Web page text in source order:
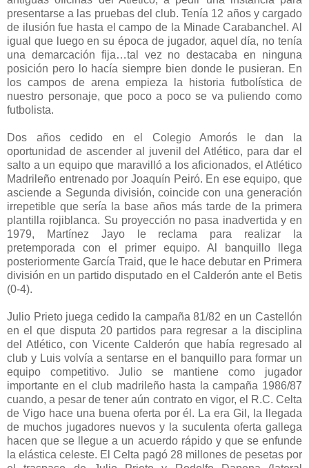
presentarse a las pruebas del club. Tenía 12 años y cargado
de ilusión fue hasta el campo de la Minade Carabanchel. Al
igual que luego en su época de jugador, aquel día, no tenía
una demarcación fija…tal vez no destacaba en ninguna
posición pero lo hacía siempre bien donde le pusieran. En
los campos de arena empieza la historia futbolística de
nuestro personaje, que poco a poco se va puliendo como
futbolista.
Dos años cedido en el Colegio Amorós le dan la
oportunidad de ascender al juvenil del Atlético, para dar el
salto a un equipo que maravilló a los aficionados, el Atlético
Madrileño entrenado por Joaquín Peiró. En ese equipo, que
asciende a Segunda división, coincide con una generación
irrepetible que sería la base años más tarde de la primera
plantilla rojiblanca. Su proyección no pasa inadvertida y en
1979, Martínez Jayo le reclama para realizar la
pretemporada con el primer equipo. Al banquillo llega
posteriormente García Traid, que le hace debutar en Primera
división en un partido disputado en el Calderón ante el Betis
(0-4).
Julio Prieto juega cedido la campaña 81/82 en un Castellón
en el que disputa 20 partidos para regresar a la disciplina
del Atlético, con Vicente Calderón que había regresado al
club y Luis volvía a sentarse en el banquillo para formar un
equipo competitivo. Julio se mantiene como jugador
importante en el club madrileño hasta la campaña 1986/87
cuando, a pesar de tener aún contrato en vigor, el R.C. Celta
de Vigo hace una buena oferta por él. La era Gil, la llegada
de muchos jugadores nuevos y la suculenta oferta gallega
hacen que se llegue a un acuerdo rápido y que se enfunde
la elástica celeste. El Celta pagó 28 millones de pesetas por